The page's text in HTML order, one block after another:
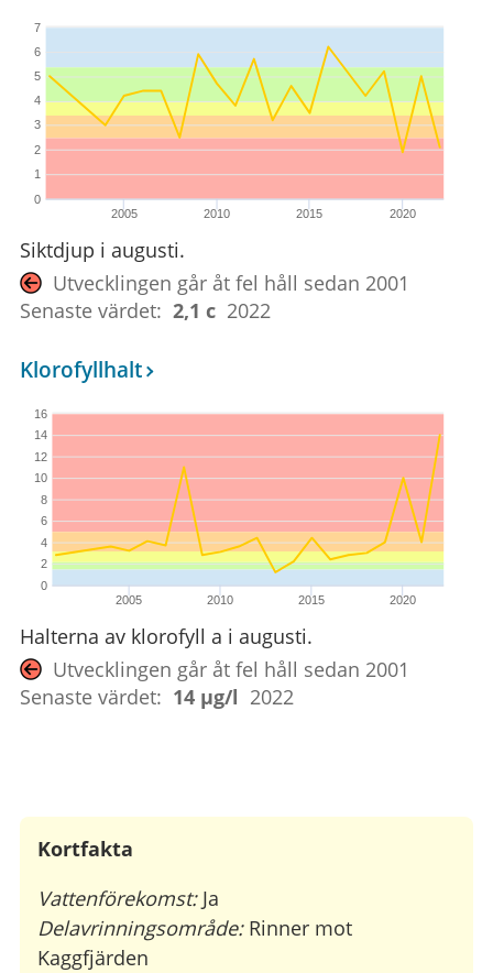
2005 2010 2015 2020
0
1
2
3
4
5
6
7
Siktdjup i augusti.
Utvecklingen går åt fel håll sedan 2001
Senaste värdet: 2,1 c 2022
2005 2010 2015 2020
0
2
4
6
8
10
12
14
16
Klorofyllhalt
Halterna av klorofyll a i augusti.
Utvecklingen går åt fel håll sedan 2001
Senaste värdet: 14 µg/l 2022
Kortfakta
Vattenförekomst:Ja
Delavrinningsområde:Rinner mot
Kaggfjärden